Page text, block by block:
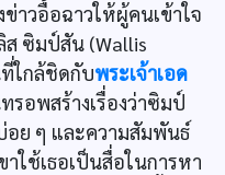
ข่าวอื้อฉาวให้ผู้คนเข้าใจ
ซิมป์สัน (Wallis
ใกล้ชิดกับพระเจ้าเอด
รอพสร้างเรื่องว่าซิมป์
ย ๆ และความสัมพันธ์
าใช้เธอเป็นสื่อในการหา